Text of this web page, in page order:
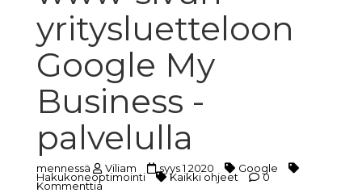
yritysluetteloon
Google My
Business -
palvelulla
mennessä Viliam syys 1 2020 Google
Hakukoneoptimointi Kaikki ohjeet 0
Kommenttia